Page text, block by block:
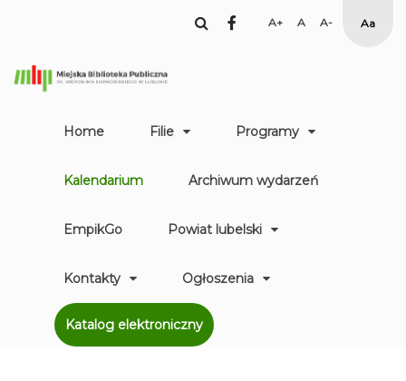
facebook
Set Set
Smaller
High
Home Filie Programy
Kalendarium Archiwum wydarzeń
EmpikGo Powiat lubelski
Kontakty Ogłoszenia
Katalog elektroniczny